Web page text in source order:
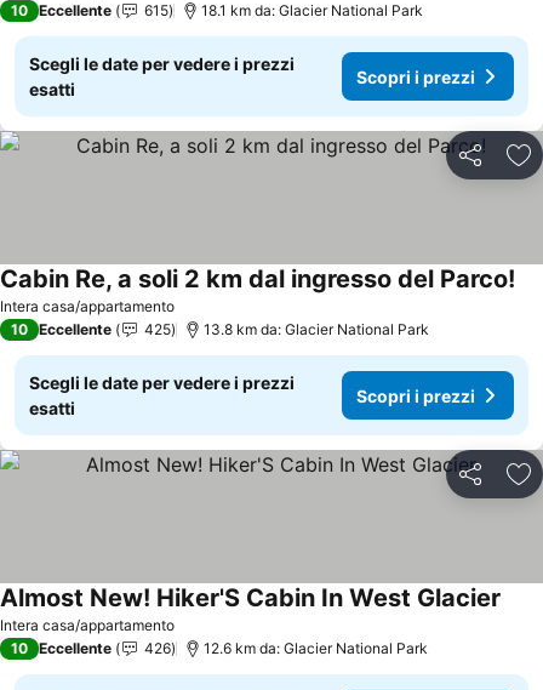
10 Eccellente 615 18.1 km da: Glacier National Park
Scegli le date per vedere i prezzi
esatti
Scopri i prezzi
Condividi
Intera casa/appartamento
Cabin Re, a soli 2 km dal ingresso del Parco!
10 Eccellente 425 13.8 km da: Glacier National Park
Scegli le date per vedere i prezzi
esatti
Scopri i prezzi
Condividi
Intera casa/appartamento
Almost New! Hiker'S Cabin In West Glacier
10 Eccellente 426 12.6 km da: Glacier National Park